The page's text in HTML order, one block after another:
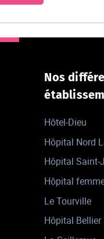
Nos
Hôtel-Dieu
Hôpital Nord
Hôpital Saint-
Hôpital
Le Tourville
Hôpital Bellier